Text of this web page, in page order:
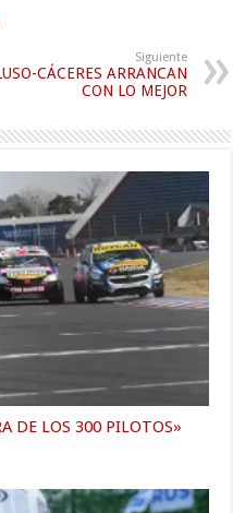
Siguiente
CÁCERES ARRANCAN
CON LO MEJOR
DE LOS 300 PILOTOS»